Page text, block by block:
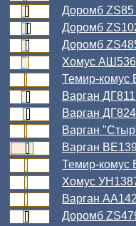
Доромб ZS85
Доромб
Доромб
Хомус
Темир-комус
Варган
Варган
Варган
Варган
Темир-комус
Хомус
Варган
Доромб